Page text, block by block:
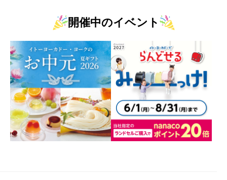
開催中のイベント